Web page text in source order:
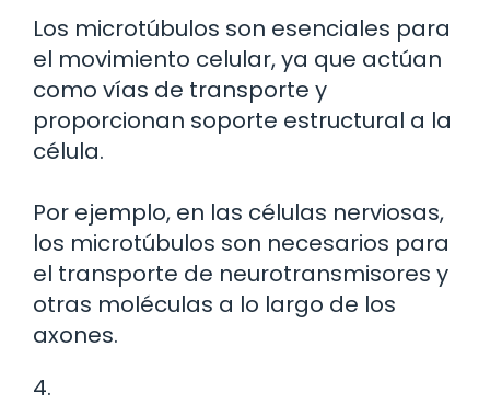
Los microtúbulos son esenciales para
el movimiento celular, ya que actúan
como vías de transporte y
proporcionan soporte estructural a la
célula.
Por ejemplo, en las células nerviosas,
los microtúbulos son necesarios para
el transporte de neurotransmisores y
otras moléculas a lo largo de los
axones.
4.